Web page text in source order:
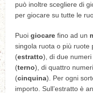
può inoltre scegliere di
per giocare su tutte le
Puoigiocarefino ad un
singola ruota o più ruote
(estratto), di due numeri
(terno), di quattro
(cinquina). Per ogni
importo. Sull’estratto è